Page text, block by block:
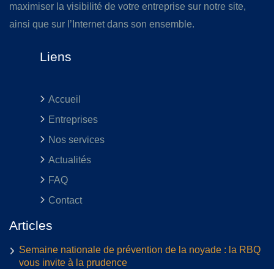
maximiser la visibilité de votre entreprise sur notre site,
ainsi que sur l’Internet dans son ensemble.
Liens
Accueil
Entreprises
Nos services
Actualités
FAQ
Contact
Articles
Semaine nationale de prévention de la noyade : la RBQ
vous invite à la prudence